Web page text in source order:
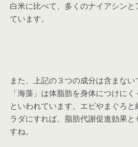
白米に比べて、多くのナイアシン
ています。
また、上記の３つの成分は含まない
「海藻」は体脂肪を身体につけに
といわれています。エビやまぐろ
ラダにすれば、脂肪代謝促進効果
すね。